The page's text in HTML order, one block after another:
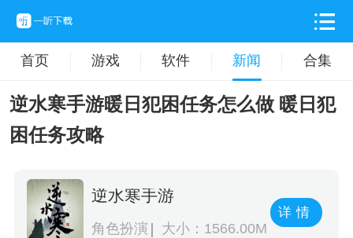
首页 游戏 软件 新闻 合集
逆水寒手游暖日犯困任务怎么做 暖日犯
困任务攻略
逆水寒手游
角色扮演 大小：1566.00M
详情